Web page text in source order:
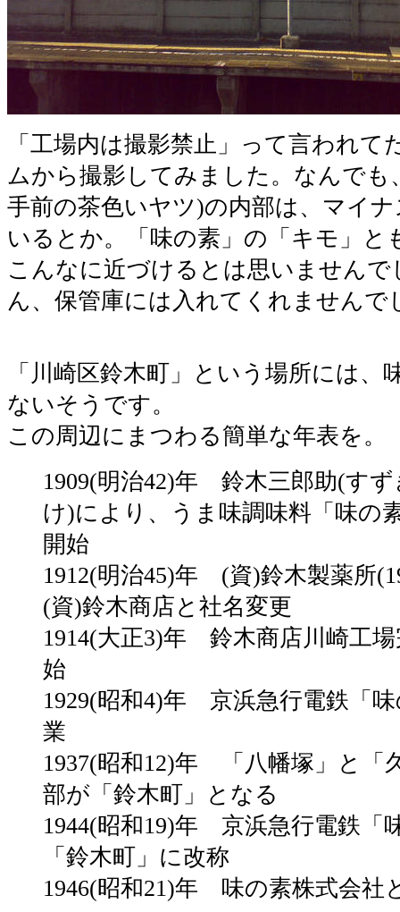
「工場内は撮影禁止」って言われて
ムから撮影してみました。なんでも
手前の茶色いヤツ)の内部は、マイ
いるとか。「味の素」の「キモ」と
こんなに近づけるとは思いませんで
ん、保管庫には入れてくれませんで
「川崎区鈴木町」という場所には、
ないそうです。
この周辺にまつわる簡単な年表を。
1909(明治42)年 鈴木三郎助(す
け)により、うま味調味料「味の
開始
1912(明治45)年 (資)鈴木製薬所
(資)鈴木商店と社名変更
1914(大正3)年 鈴木商店川崎工
始
1929(昭和4)年 京浜急行電鉄「
業
1937(昭和12)年 「八幡塚」と「
部が「鈴木町」となる
1944(昭和19)年 京浜急行電鉄「
「鈴木町」に改称
1946(昭和21)年 味の素株式会社